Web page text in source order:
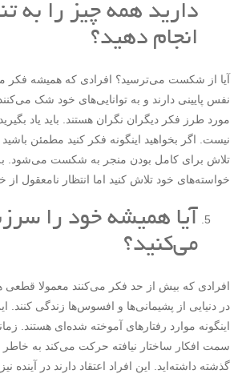
دارید همه چیز را به
انجام دهید؟
آیا از شکست می‌ترسید؟ افرادی که همیشه فکر
نفس پایینی دارند و به توانایی‌های خود شک می‌کنند.
مورد طرز فکر دیگران نگران هستند. باید یاد
نیست. اگر بخواهید اینگونه فکر کنید مطمئن
تلاش برای کامل بودن منجر به شکست می‌شود.
خواسته‌های خود تلاش کنید اما انتظار نامعقول از
آیا همیشه خود را
می‌کنید؟
افرادی که بیش از حد فکر می‌کنند معمولا قطعی
در دنیایی از پشیمانی‌ها و افسوس‌ها زندگی کنند.
اینگونه موارد رفتارهای آموخته شده‌ای هستند.
سمت افکار ساختار نیافته حرکت می‌کند به خاطر
گذشته داشته‌اید. این افراد اعتقاد دارند در آینده